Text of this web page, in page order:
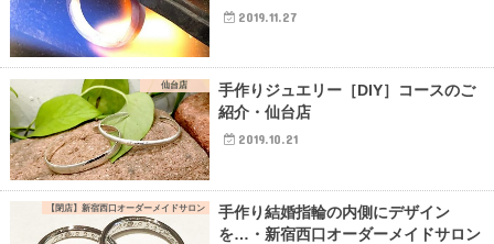
2019.11.27
仙台店
手作りジュエリー［DIY］コースのご
紹介・仙台店
2019.10.21
【閉店】新宿西口オーダーメイドサロン
手作り結婚指輪の内側にデザイン
を…・新宿西口オーダーメイドサロン